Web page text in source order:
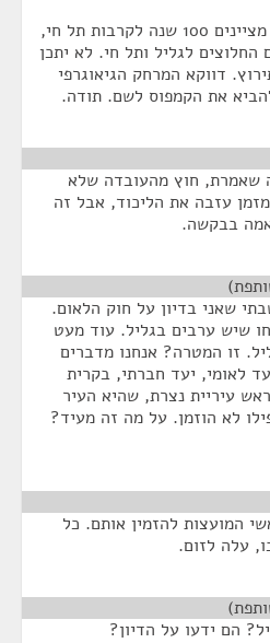
דווקא בימים אלה, כשאנחנו מציינים 100 שנה לקרבות תל חי,
לגליל ותל חי. לא יתכן
דווקא המרחק הגיאוגרפי
את הקמפוס לשם. תודה.
שאמרת, חוץ מהעובדה שלא
עזבה את הליכוד, אבל זה
בבקשה.
שאני בדיון על חוק הלאום.
שיש ערבים בגליל. עוד מעט
זו המטרה? אנחנו מדברים
לאומי, יעד חברתי, בקרית
עיריית נצרת, שהיא העיר
לא הוזמן. על מה זה מעיד?
המועצות להזמין אותם. כל
עלה לזום.
הם ידעו על הדיון?